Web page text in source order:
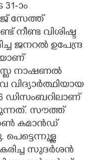
ാം
സേത്ത്
നീണ്ട വിശിഷ്ട
ജനറൽ ഉപേന്ദ്ര
നാഷണൽ
ഡിസംബറിലാണ്
സൗത്ത്
കമാൻഡ്
സുദർശൻ